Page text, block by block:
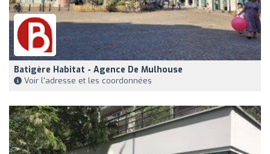
Batigère Habitat - Agence De Mulhouse
Voir l'adresse et les coordonnées